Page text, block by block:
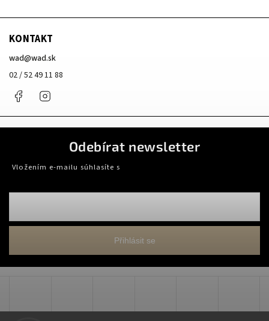
KONTAKT
wad@wad.sk
02 / 52 49 11 88
Facebook
Odebírat newsletter
Vložením e-mailu súhlasíte s
Přihlásit se